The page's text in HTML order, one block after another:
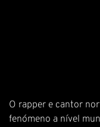
O rapper e cantor
fenómeno a nível